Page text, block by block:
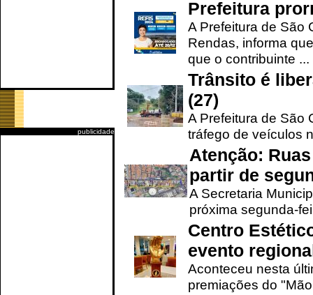
publicidade
Prefeitura
A Prefeitura de São
Rendas, informa
que o contribuinte ...
Trânsito é
(27)
A Prefeitura de São
tráfego de veículos
Atenção:
partir de
A Secretaria
próxima segunda-
Centro
evento
Aconteceu nesta
premiações do